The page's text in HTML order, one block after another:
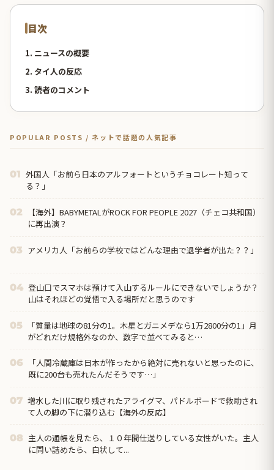
目次
1. ニュースの概要
2. タイ人の反応
3. 読者のコメント
POPULAR POSTS / ネットで話題の人気記事
01 外国人「お前ら日本のアルフォートというチョコレート知って
る？」
02
【海外】BABYMETALがROCK FOR PEOPLE 2027（チェコ共和国）
に再出演？
03 アメリカ人「お前らの学校ではどんな理由で退学者が出た？？」
04 登山口でスマホは預けて入山するルールにできないでしょうか？
山はそれほどの覚悟で入る場所だと思うのです
05
「質量は地球の81分の1。木星とガニメデなら1万2800分の1」月
がどれだけ規格外なのか、数字で並べてみると…
06
「人間冷蔵庫は日本が作ったから絶対に売れないと思ったのに、
既に200台も売れたんだそうです…」
07 増水した川に取り残されたアライグマ、パドルボードで救助され
て人の脚の下に潜り込む【海外の反応】
08 主人の通帳を見たら、１０年間仕送りしている女性がいた。主人
に問い詰めたら、白状して...